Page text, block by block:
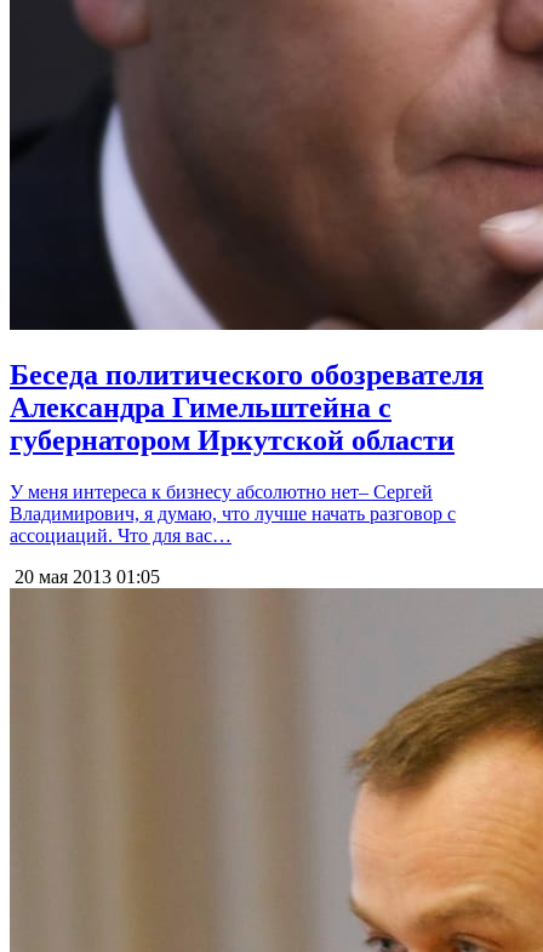
Беседа политического обозревателя
Александра Гимельштейна с
губернатором Иркутской области
У меня интереса к бизнесу абсолютно нет– Сергей
Владимирович, я думаю, что лучше начать разговор с
ассоциаций. Что для вас…
20 мая 2013 01:05